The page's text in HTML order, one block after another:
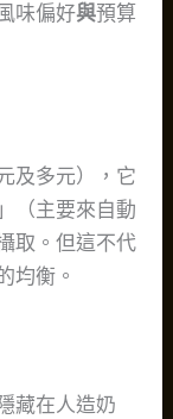
味偏好與預算
及多元），它
（主要來自動
取。但這不代
均衡。
藏在人造奶